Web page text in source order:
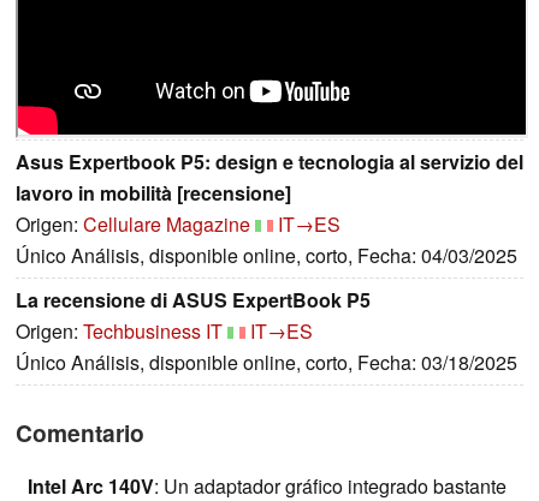
Asus Expertbook P5: design e tecnologia al servizio del
lavoro in mobilità [recensione]
Origen: Cellulare Magazine
IT→ES
Único Análisis, disponible online, corto, Fecha: 04/03/2025
La recensione di ASUS ExpertBook P5
Origen: Techbusiness IT
IT→ES
Único Análisis, disponible online, corto, Fecha: 03/18/2025
Comentario
Intel Arc 140V: Un adaptador gráfico integrado bastante